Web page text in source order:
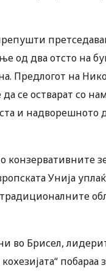
два отсто на
Предлогот на
се остварат со
и надворешното
Унија
во Брисел,
побараа